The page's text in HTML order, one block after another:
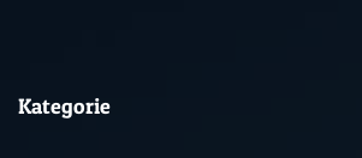
Kategorie